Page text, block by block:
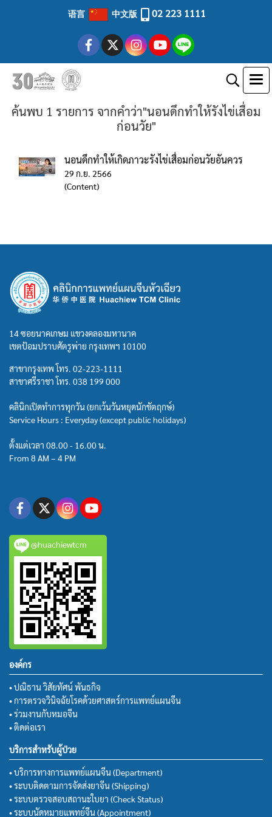
语言 中文版 02 223 1111
ค้นพบ 1 รายการ จากคำว่า"นอนดึกทำให้รังไข่เสื่อม
ก่อนวัย"
นอนดึกทำให้เกิดภาวะรังไข่เสื่อมก่อนวัยอันควร
29 ก.ย. 2566
(Content)
14 ซอยนาคเกษม แขวงคลองมหานาค
เขตป้อมปราบศัตรูพ่าย กรุงเทพฯ 10100
สาขากรุงเทพ โทร. 02-223-1111
สาขาศรีราชา โทร. 038 199 000
คลินิกเปิดทำการทุกวัน (ยกเว้นวันหยุดนักขัตฤกษ์)
Service Hours : Everyday (except public holidays)
ตั้งแต่เวลา 08.00 - 16.00 น.
From 8 AM – 4 PM
@huachiewtcm
องค์กร
• ปณิธาน วิสัยทัศน์ พันธกิจ
• การตรวจวินิจฉัยโรคด้วยศาสตร์การแพทย์แผนจีน
• ร่วมงานกับหมอจีน
• ติดต่อเรา
บริการสำหรับผู้ป่วย
• บริการทางการแพทย์แผนจีน (Department)
• ระบบติดตามการจัดส่งยาจีน (Shipping)
• ระบบตรวจสอบสถานะใบยา (Check Status)
• ระบบนัดหมายแพทย์จีน (Appointment)